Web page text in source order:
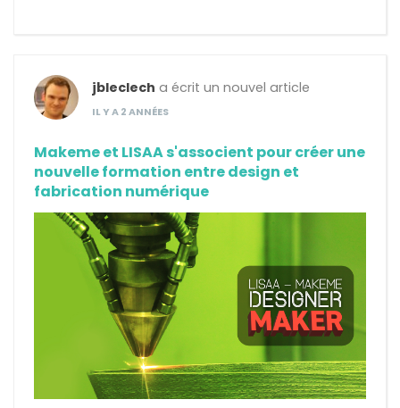
jbleclech a écrit un nouvel article
IL Y A 2 ANNÉES
Makeme et LISAA s'associent pour créer une
nouvelle formation entre design et
fabrication numérique